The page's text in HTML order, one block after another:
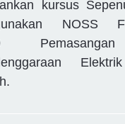
kursus
NOSS